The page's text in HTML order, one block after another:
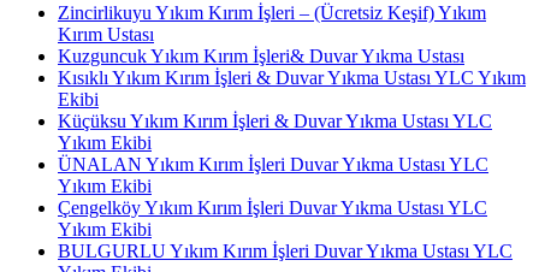
Zincirlikuyu Yıkım Kırım İşleri – (Ücretsiz Keşif) Yıkım
Kırım Ustası
Kuzguncuk Yıkım Kırım İşleri& Duvar Yıkma Ustası
Kısıklı Yıkım Kırım İşleri & Duvar Yıkma Ustası YLC Yıkım
Ekibi
Küçüksu Yıkım Kırım İşleri & Duvar Yıkma Ustası YLC
Yıkım Ekibi
ÜNALAN Yıkım Kırım İşleri Duvar Yıkma Ustası YLC
Yıkım Ekibi
Çengelköy Yıkım Kırım İşleri Duvar Yıkma Ustası YLC
Yıkım Ekibi
BULGURLU Yıkım Kırım İşleri Duvar Yıkma Ustası YLC